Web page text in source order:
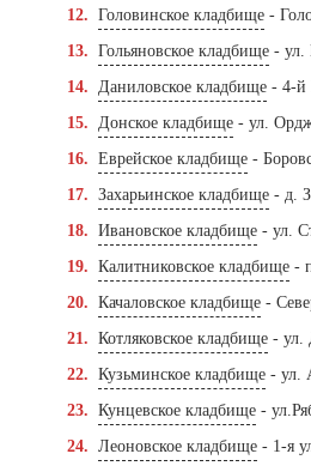
Головинское кладбище -
Гольяновское кладбище - ул.
Даниловское кладбище - 4-й
Донское кладбище - ул.
Еврейское кладбище -
Захарьинское кладбище - д.
Ивановское кладбище - ул.
Калитниковское кладбище -
Качаловское кладбище -
Котляковское кладбище - ул.
Кузьминское кладбище - ул.
Кунцевское кладбище -
Леоновское кладбище - 1-я